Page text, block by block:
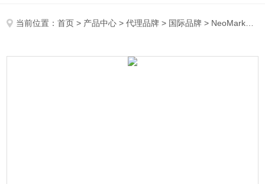
当前位置：首页 > 产品中心 >代理品牌 > 国际品牌 > NeoMarkers特约总代理